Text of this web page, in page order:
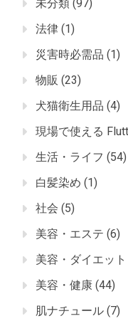
未分類 (97)
法律 (1)
災害時必需品 (1)
物販 (23)
犬猫衛生用品 (4)
現場で使える
生活・ライフ (54)
白髪染め (1)
社会 (5)
美容・エステ (6)
美容・ダイエッ
美容・健康 (44)
肌ナチュール (7)